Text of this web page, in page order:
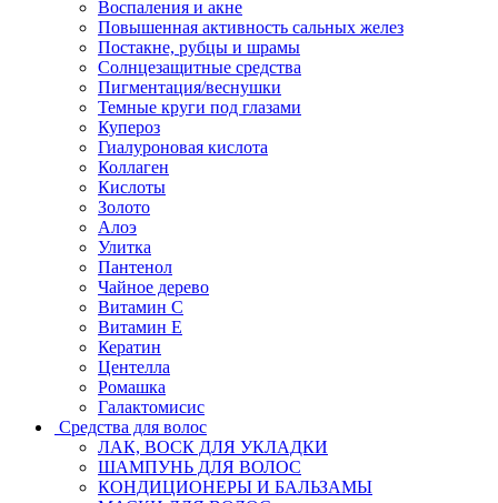
Воспаления и акне
Повышенная активность сальных желез
Постакне, рубцы и шрамы
Солнцезащитные средства
Пигментация/веснушки
Темные круги под глазами
Купероз
Гиалуроновая кислота
Коллаген
Кислоты
Золото
Алоэ
Улитка
Пантенол
Чайное дерево
Витамин C
Витамин Е
Кератин
Центелла
Ромашка
Галактомисис
Средства для волос
ЛАК, ВОСК ДЛЯ УКЛАДКИ
ШАМПУНЬ ДЛЯ ВОЛОС
КОНДИЦИОНЕРЫ И БАЛЬЗАМЫ